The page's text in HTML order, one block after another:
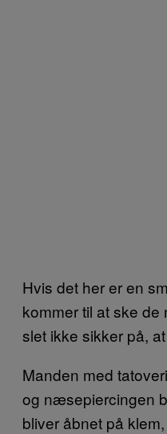
Hvis det her er en
kommer til at ske
slet ikke sikker på,
Manden med
og næsepiercingen
bliver åbnet på